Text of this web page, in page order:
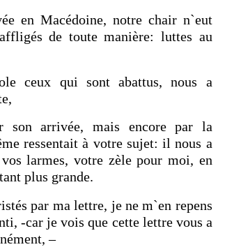
en Macédoine, notre chair n`eut
de toute manière: luttes au
ceux qui sont abattus, nous a
son arrivée, mais encore par la
ressentait à votre sujet: il nous a
larmes, votre zèle pour moi, en
plus grande.
par ma lettre, je ne m`en repens
-car je vois que cette lettre vous a
–